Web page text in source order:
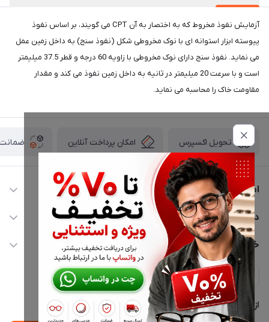
آزمایش نفوذ مخروط که به اختصار به آن CPT می گویند، بر اساس نفوذ
پیوسته ابزار استوانه ای با نوک مخروطی شکل (نفوذ سنج) به داخل زمین عمل
می نماید. نفوذ سنج دارای نوک مخروطی با زاویه 60 درجه و قطر 37.5 میلیمتر
است و با سرعت 20 میلیمتر در ثانیه به داخل زمین نفوذ می کند و مقدار
مقاومت خاک را محاسبه می نماید.
تحویل اکسپرس امکان پرداخت آنلاین ضمانت
اطلاعات تماس
02177116909
info@civiliha.com
ارسال فوری در تهران + ارسال به سراسر کشور
دسترسی سریع
حساب کاربری
مجله فروشگاه
لیست محصولات
درباره ما
خدمات مشتریان
حریم خصوصی
پشتیبانی واتساپ 09397003162
از جدید‌ترین تخفیف‌ها با‌ خبر شوید